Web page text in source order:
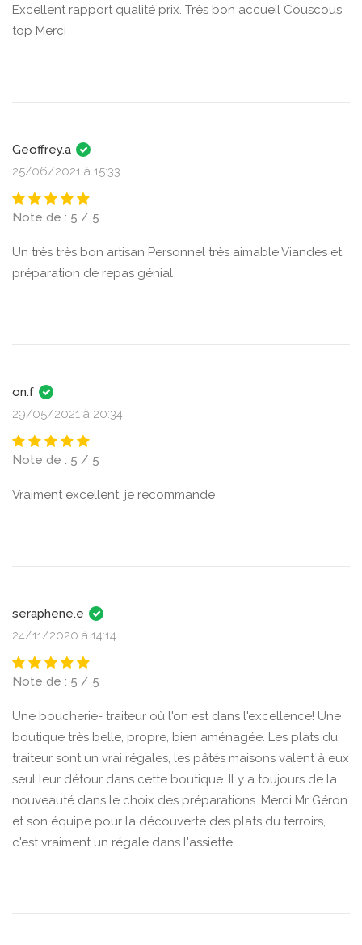
Excellent rapport qualité prix. Très bon accueil Couscous
top Merci
Geoffrey.a
25/06/2021 à 15:33
Note de : 5 / 5
Un très très bon artisan Personnel très aimable Viandes et
préparation de repas génial
on.f
29/05/2021 à 20:34
Note de : 5 / 5
Vraiment excellent, je recommande
seraphene.e
24/11/2020 à 14:14
Note de : 5 / 5
Une boucherie- traiteur où l'on est dans l'excellence! Une
boutique très belle, propre, bien aménagée. Les plats du
traiteur sont un vrai régales, les pâtés maisons valent à eux
seul leur détour dans cette boutique. Il y a toujours de la
nouveauté dans le choix des préparations. Merci Mr Géron
et son équipe pour la découverte des plats du terroirs,
c'est vraiment un régale dans l'assiette.